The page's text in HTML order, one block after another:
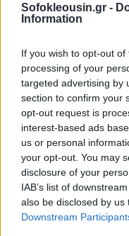
Sofokleousin.gr -
Information
If you wish to opt-out
processing of your
targeted advertising by
section to confirm your
opt-out request is
interest-based ads
us or personal
your opt-out. You may
disclosure of your
IAB’s list of
also be disclosed by
Downstream